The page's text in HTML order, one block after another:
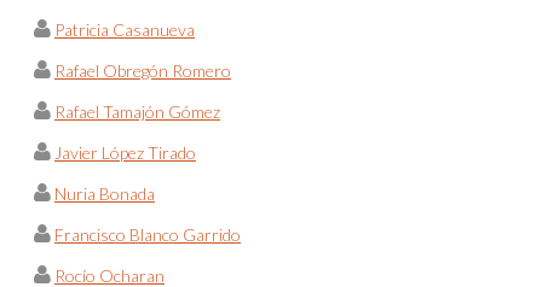
Patricia Casanueva
Rafael Obregón Romero
Rafael Tamajón Gómez
Javier López Tirado
Nuria Bonada
Francisco Blanco Garrido
Rocío Ocharan